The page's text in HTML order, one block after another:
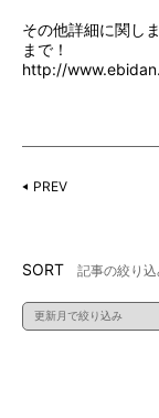
その他詳細に関し
まで！
http://
PREV
SORT 記事の絞り